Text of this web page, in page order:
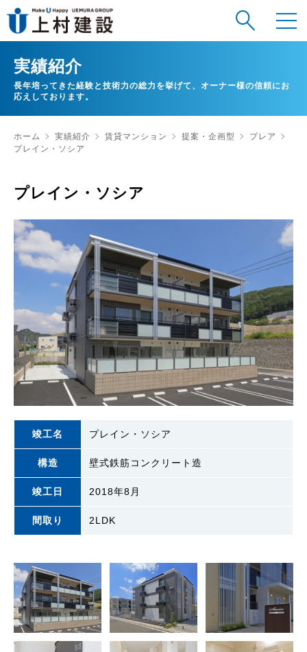
実績紹介
長年培ってきた経験と技術力の総力を挙げて、オーナー様の信頼にお
応えしております。
ホーム 実績紹介 賃貸マンション 提案・企画型
プレア
プレイン・ソシア
プレイン・ソシア
竣工名 プレイン・ソシア
構造 壁式鉄筋コンクリート造
竣工日 2018年8月
間取り 2LDK